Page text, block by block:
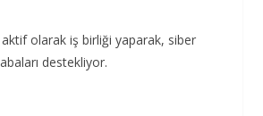
aktif olarak iş birliği yaparak, siber
destekliyor.